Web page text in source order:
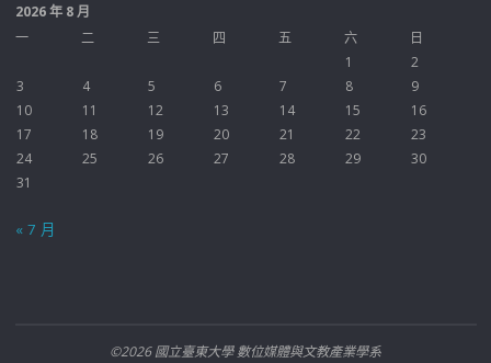
2026 年 8 月
一
二 三 四 五 六
日
1
2
3
4 5 6 7 8
9
10
11 12 13 14 15
16
17
18 19 20 21 22
23
24
25 26 27 28 29
30
31
« 7 月
©2026 國立臺東大學 數位媒體與文教產業學系